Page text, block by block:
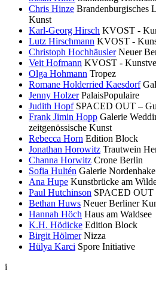
Chris Hinze Brandenburgisches
Kunst
Karl-Georg Hirsch KVOST -
Lutz Hirschmann KVOST -
Christoph Hochhäusler Neuer
Veit Hofmann KVOST -
Olga Hohmann Tropez
Romane Holderried Kaesdorf
Jenny Holzer PalaisPopulaire
Judith Hopf SPACED OUT –
Frank Jimin Hopp Galerie
zeitgenössische Kunst
Rebecca Horn Edition Block
Jonathan Horowitz Trautwein
Channa Horwitz Crone Berlin
Sofia Hultén Galerie Nordenhake
Ana Hupe Kunstbrücke am
Paul Hutchinson SPACED
Bethan Huws Neuer Berliner
Hannah Höch Haus am Waldsee
K.H. Hödicke Edition Block
Birgit Hölmer Nizza
Hülya Karci Spore Initiative
i